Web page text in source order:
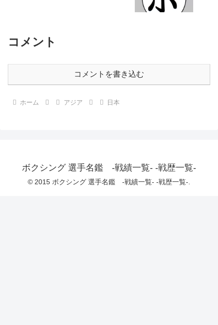
コメント
コメントを書き込む
ホーム アジア 日本
ボクシング 選手名鑑 -戦績一覧- -戦歴一覧-
© 2015 ボクシング 選手名鑑 -戦績一覧- -戦歴一覧-.